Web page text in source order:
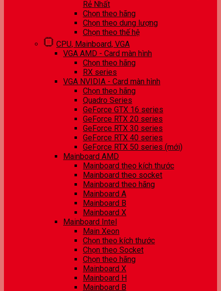
Rẻ Nhất
Chọn theo hãng
Chọn theo dung lượng
Chọn theo thế hệ
CPU, Mainboard, VGA
VGA AMD - Card màn hình
Chọn theo hãng
RX series
VGA NVIDIA - Card màn hình
Chọn theo hãng
Quadro Series
GeForce GTX 16 series
GeForce RTX 20 series
GeForce RTX 30 series
GeForce RTX 40 series
GeForce RTX 50 series (mới)
Mainboard AMD
Mainboard theo kích thước
Mainboard theo socket
Mainboard theo hãng
Mainboard A
Mainboard B
Mainboard X
Mainboard Intel
Main Xeon
Chọn theo kích thước
Chọn theo Socket
Chọn theo hãng
Mainboard X
Mainboard H
Mainboard B